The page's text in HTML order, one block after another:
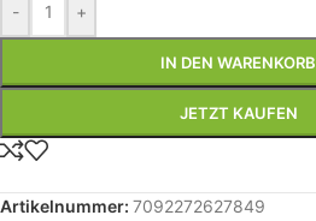
- +
IN DEN WARENKORB
JETZT KAUFEN
Artikelnummer: 7092272627849